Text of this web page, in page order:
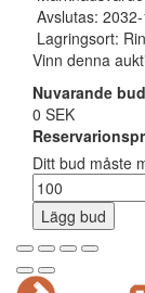
Avslutas:
Lagringsort:
Vinn denna
Nuvarande bud
0 SEK
Ditt bud måste
Lägg bud